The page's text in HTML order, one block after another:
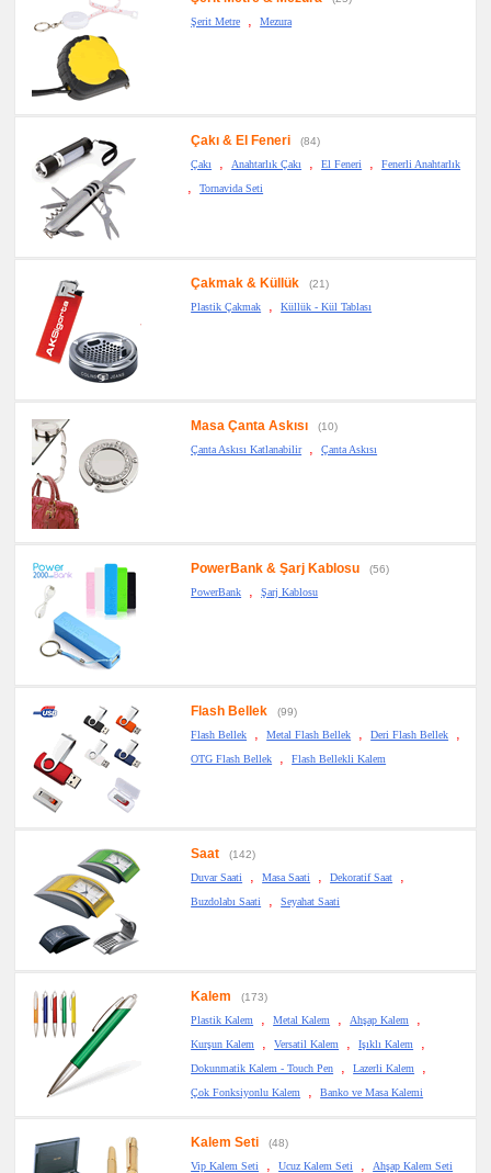
Şerit Metre
, Mezura
Çakı & El Feneri
(84)
Çakı
, Anahtarlık Çakı , El Feneri , Fenerli Anahtarlık
, Tornavida Seti
Çakmak & Küllük
(21)
Plastik Çakmak
, Küllük - Kül Tablası
Masa Çanta Askısı
(10)
Çanta Askısı Katlanabilir
, Çanta Askısı
PowerBank & Şarj Kablosu
(56)
PowerBank
, Şarj Kablosu
Flash Bellek
(99)
Flash Bellek
, Metal Flash Bellek , Deri Flash Bellek ,
OTG Flash Bellek , Flash Bellekli Kalem
Saat
(142)
Duvar Saati
, Masa Saati , Dekoratif Saat ,
Buzdolabı Saati , Seyahat Saati
Kalem
(173)
Plastik Kalem
, Metal Kalem , Ahşap Kalem ,
Kurşun Kalem , Versatil Kalem , Işıklı Kalem ,
Dokunmatik Kalem - Touch Pen , Lazerli Kalem ,
Çok Fonksiyonlu Kalem , Banko ve Masa Kalemi
Kalem Seti
(48)
Vip Kalem Seti
, Ucuz Kalem Seti , Ahşap Kalem Seti
Notluk
Seti
Not
Tutucu
promosyon
Bilgisayar
promosyon
Diğer
Ürünler